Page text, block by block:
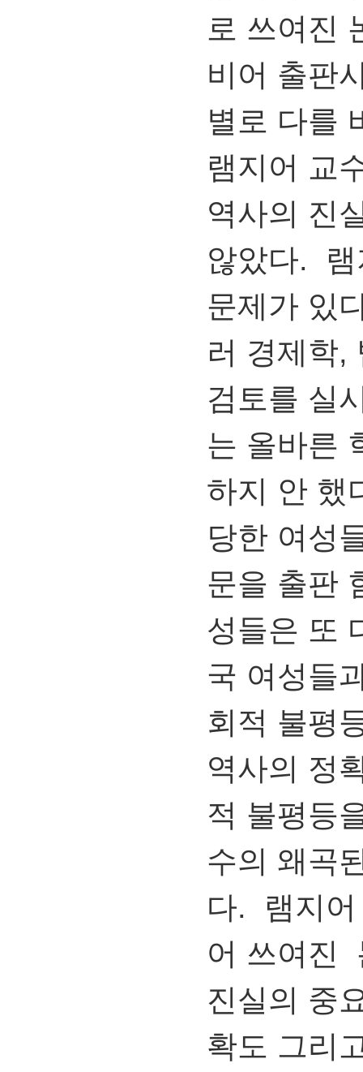
로 쓰여진
비어 출판
별로 다를
램지어 교
역사의 진
않았다. 램
문제가 있
러 경제학,
검토를 실
는 올바른
하지 안 했
당한 여성
문을 출판
성들은 또
국 여성들
회적 불평
역사의 정
적 불평등
수의 왜곡
다. 램지어
어 쓰여진
진실의 중
확도 그리